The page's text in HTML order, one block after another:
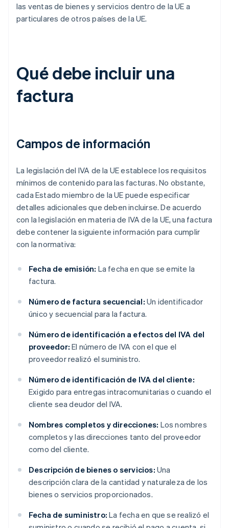
las ventas de bienes y servicios dentro de la UE a
particulares de otros países de la UE.
Qué debe incluir una
factura
Campos de información
La legislación del IVA de la UE establece los requisitos
mínimos de contenido para las facturas. No obstante,
cada Estado miembro de la UE puede especificar
detalles adicionales que deben incluirse. De acuerdo
con la legislación en materia de IVA de la UE, una factura
debe contener la siguiente información para cumplir
con la normativa:
Fecha de emisión: La fecha en que se emite la
factura.
Número de factura secuencial: Un identificador
único y secuencial para la factura.
Número de identificación a efectos del IVA del
proveedor: El número de IVA con el que el
proveedor realizó el suministro.
Número de identificación de IVA del cliente:
Exigido para entregas intracomunitarias o cuando el
cliente sea deudor del IVA.
Nombres completos y direcciones: Los nombres
completos y las direcciones tanto del proveedor
como del cliente.
Descripción de bienes o servicios: Una
descripción clara de la cantidad y naturaleza de los
bienes o servicios proporcionados.
Fecha de suministro: La fecha en que se realizó el